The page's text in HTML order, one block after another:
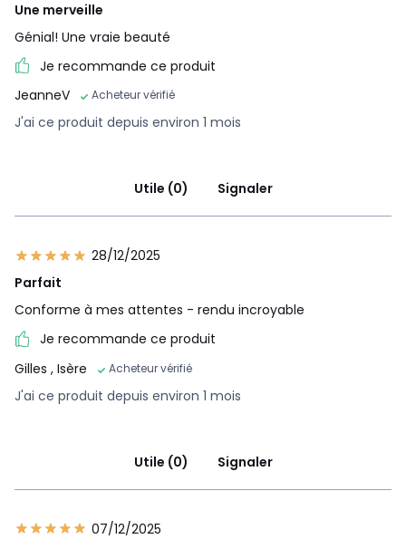
Une merveille
Génial! Une vraie beauté
Je recommande ce produit
JeanneV
Acheteur vérifié
J'ai ce produit depuis environ 1 mois
Utile (0) Signaler
28/12/2025
Parfait
Conforme à mes attentes - rendu incroyable
Je recommande ce produit
Gilles , Isère Acheteur vérifié
J'ai ce produit depuis environ 1 mois
Utile (0) Signaler
07/12/2025